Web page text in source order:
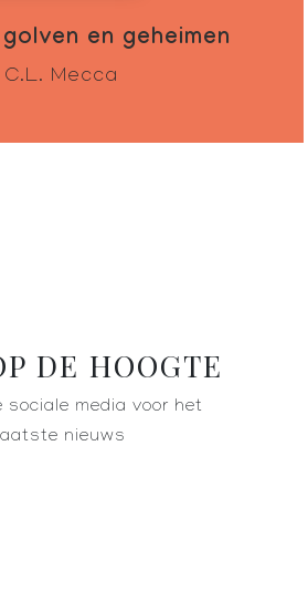
en geheimen
C.L. Mecca
DE HOOGTE
sociale media voor het
nieuws